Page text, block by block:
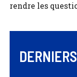
rendre les